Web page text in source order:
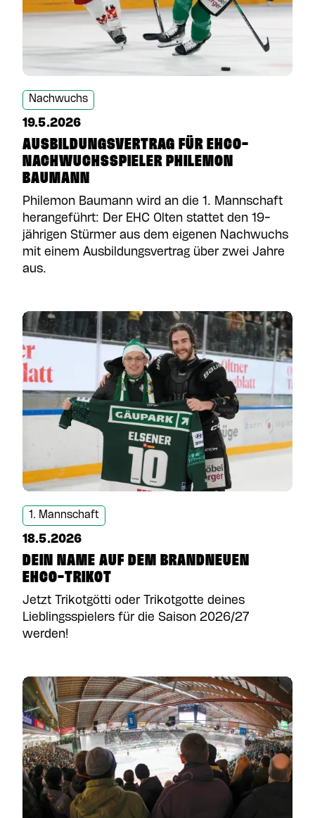
Nachwuchs
19.5.2026
AUSBILDUNGSVERTRAG FÜR EHCO-
NACHWUCHSSPIELER PHILEMON
BAUMANN
Philemon Baumann wird an die 1. Mannschaft
herangeführt: Der EHC Olten stattet den 19-
jährigen Stürmer aus dem eigenen Nachwuchs
mit einem Ausbildungsvertrag über zwei Jahre
aus.
1. Mannschaft
18.5.2026
DEIN NAME AUF DEM BRANDNEUEN
EHCO-TRIKOT
Jetzt Trikotgötti oder Trikotgotte deines
Lieblingsspielers für die Saison 2026/27
werden!